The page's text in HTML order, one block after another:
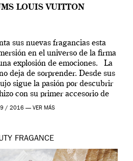
LOUIS VUITTON
sus nuevas fragancias esta
en el universo de la firma
explosión de emociones. La
deja de sorprender. Desde sus
sigue la pasión por descubrir
con su primer accesorio de
el […]
/ 2016 — VER MÁS
FRAGANCE